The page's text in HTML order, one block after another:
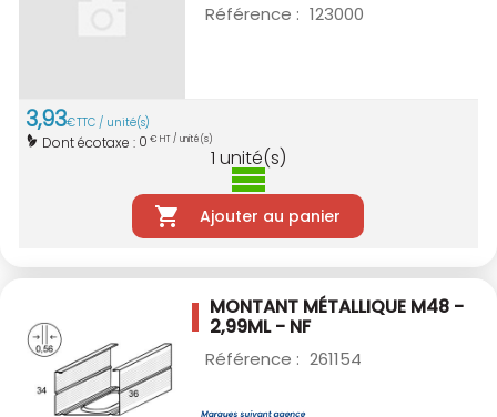
Référence : 123000
3,93€TTC / unité(s)
Dont écotaxe : 0 € HT / unité(s)
1 unité(s)
Ajouter au panier
MONTANT MÉTALLIQUE M48 -
2,99ML - NF
Référence : 261154